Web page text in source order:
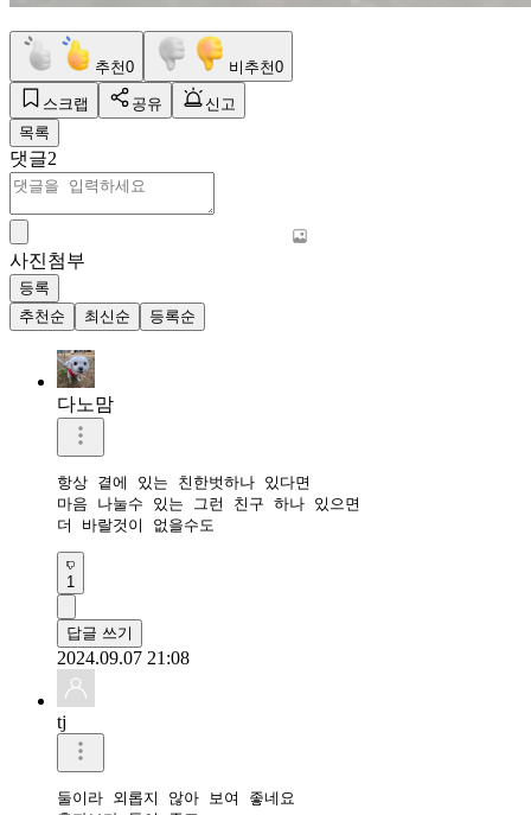
추천0 비추천0
스크랩 공유
신고
목록
댓글2
사진첨부
등록
추천순
최신순 등록순
다노맘
항상 곁에 있는 친한벗하나 있다면
마음 나눌수 있는 그런 친구 하나 있으면
더 바랄것이 없을수도
1
답글 쓰기
2024.09.07 21:08
tj
둘이라 외롭지 않아 보여 좋네요